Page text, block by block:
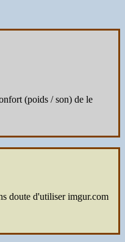
(poids / son) de le
doute d'utiliser imgur.com